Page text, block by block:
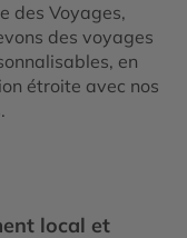
des Voyages,
des voyages
en
étroite avec nos
local et